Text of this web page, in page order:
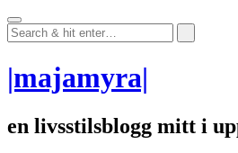
Skip
to
content
|majamyra|
en livsstilsblogg mitt i